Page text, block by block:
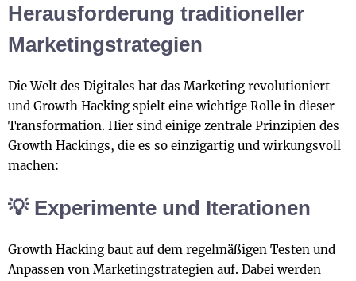
Herausforderung traditioneller
Marketingstrategien
Die Welt des Digitales hat das Marketing revolutioniert
und Growth Hacking spielt eine wichtige Rolle in dieser
Transformation. Hier sind einige zentrale Prinzipien des
Growth Hackings, die es so einzigartig und wirkungsvoll
machen:
💡 Experimente und Iterationen
Growth Hacking baut auf dem regelmäßigen Testen und
Anpassen von Marketingstrategien auf. Dabei werden